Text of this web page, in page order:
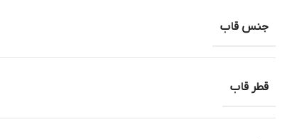
جنس قاب
قطر قاب